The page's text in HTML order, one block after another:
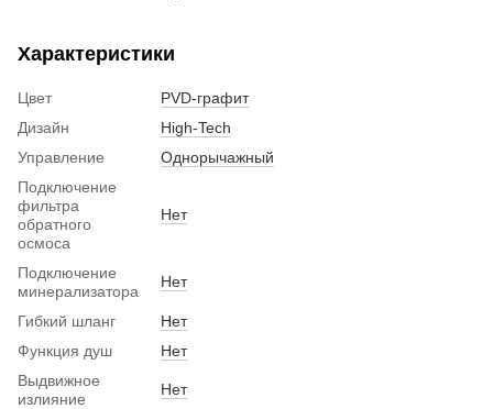
Характеристики
Цвет
PVD-графит
Дизайн
High-Tech
Управление
Однорычажный
Подключение
фильтра
обратного
осмоса
Нет
Подключение
минерализатора
Нет
Гибкий шланг
Нет
Функция душ
Нет
Выдвижное
излияние
Нет